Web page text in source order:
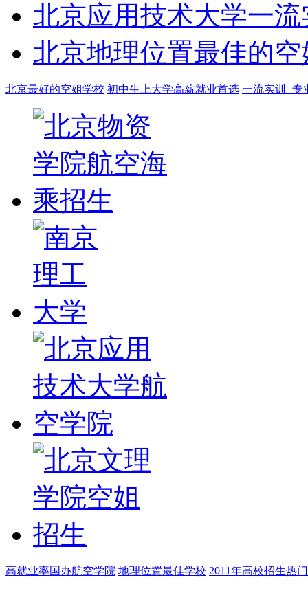
北京应用技术大学一流
北京地理位置最佳的
北京最好的空姐学校 初中生上大学高薪就业首选 一流实训+专
高就业率国办航空学院 地理位置最佳学校 2011年高校招生热